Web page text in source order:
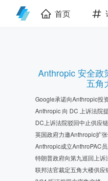
首页
Anthropic 安全政
五角